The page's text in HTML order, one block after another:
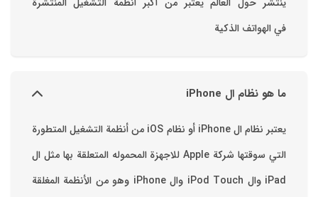
في الهواتف الذكية
ما هو نظام ال iPhone
يعتبر نظام ال iPhone أو نظام iOS من أنظمة التشغيل المتطورة
التي سوقتها شركة Apple للاجهزة المحموله المتعلقة بها مثل ال
iPad وال iPod Touch وال iPhone وهو من الأنظمة المغلقة